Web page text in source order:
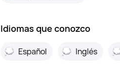
Idiomas que conozco
Español Inglés